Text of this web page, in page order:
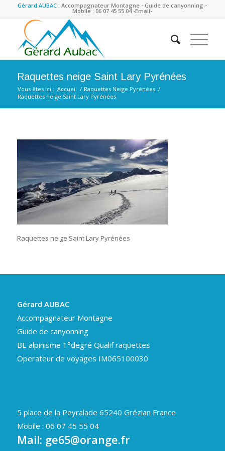
Gérard AUBAC :Accompagnateur Montagne - Guide de canyonning -
Mobile : 06 07 45 55 04 -Email-
Raquettes neige Saint Lary Pyrénées
Vous êtes ici : Accueil / Raquettes Neige Pyrénées /
Raquettes neige Saint Lary Pyrénées
Raquettes neige Saint Lary Pyrénées
Gérard AUBAC
Accompagnateur Montagne
Guide de canyonning
BE alpinisme 1°degré Qualif raquettes
Operateur de voyages IM065100030
5 place de la Peyralade 65240 Grézian France
Mobile : 06 07 45 55 04
Mail: ge65@orange.fr